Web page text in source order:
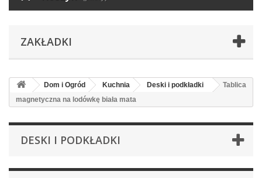
ZAKŁADKI
Dom i Ogród Kuchnia Deski i podkładki
Tablica
magnetyczna na lodówkę biała mata
DESKI I PODKŁADKI